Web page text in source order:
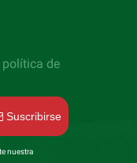
política de
Suscribirse
nuestra